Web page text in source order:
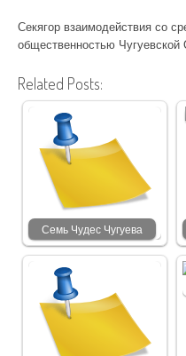
Секягор взаимодействия со
общественностью
Related Posts:
Семь Чудес Чугуева